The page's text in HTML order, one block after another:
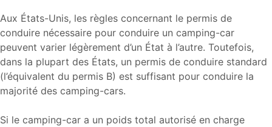
Aux États-Unis, les règles concernant le permis de
conduire nécessaire pour conduire un camping-car
peuvent varier légèrement d’un État à l’autre. Toutefois,
dans la plupart des États, un permis de conduire standard
(l’équivalent du permis B) est suffisant pour conduire la
majorité des camping-cars.
Si le camping-car a un poids total autorisé en charge